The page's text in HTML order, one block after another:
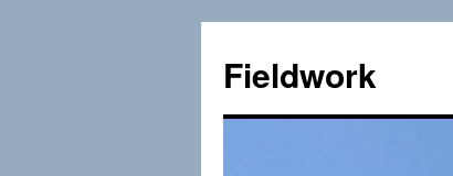
Fieldwork